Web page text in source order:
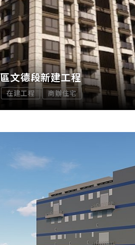
文德段新建工程
在建工程 商辦住宅